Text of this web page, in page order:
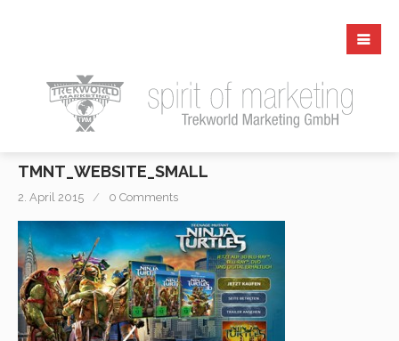
TMNT_WEBSITE_SMALL
2. April 2015 0 Comments